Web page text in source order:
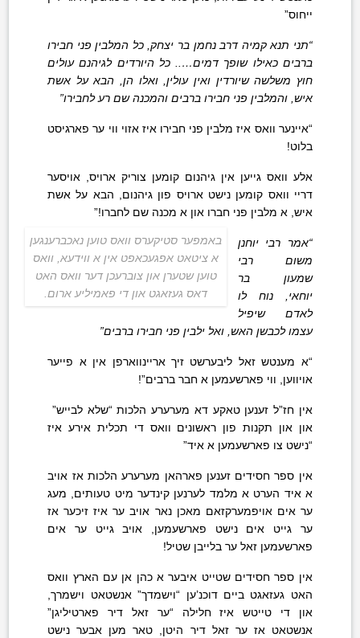
ייחוס”
“תני תנא קמיה דרב נחמן בר יצחק, כל המלבין פני חבירו
ברבים כאילו שופך דמים….. כל היורדים לגיהנם עולים
חוץ משלשה שיורדין ואין עולין, ואלו הן, הבא על אשת
איש, והמלבין פני חבירו ברבים והמכנה שם רע לחבירו”
“איינער וואס איז מלבין פני חבירו איז אזוי ווי ער פארגיסט
בלוט!
אלע וואס גייען אין גיהנום קומען צוריק ארויס, אויסער
דריי וואס קומען נישט ארויס פון גיהנום, הבא על אשת
איש, א מלבין פני חברו און א מכנה שם לחברו!”
באמפער סטיקערס וואס טוען נאכברענגען
א ציטאט אפגעכאפט אין א ווידעא, וואס
טוען שטערן און צוברעכן דער וואס האט
דאס געזאגט און די פאמיליע ארום.
“אמר רבי יוחנן
משום רבי
שמעון בר
יוחאי, נוח לו
לאדם שיפיל
עצמו לכבשן האש, ואל ילבין פני חבירו ברבים”
“א מענטש זאל ליבערשט זיך אריינווארפן אין א פייער
אויווען, ווי פארשעמען א חבר ברבים”!
אין חז”ל זענען טאקע דא מערערע הלכות “שלא לבייש”
און און תקנות פון ראשונים וואס די תכלית אירע איז
“נישט צו פארשעמען א איד”
אין ספר חסידים זענען פארהאן מערערע הלכות אז אויב
א איד הערט א מלמד לערנען קינדער מיט טעותים, מעג
ער אים אויפמערקזאם מאכן נאר אויב ער איז זיכער אז
ער גייט אים נישט פארשעמען, אויב גייט ער אים
פארשעמען זאל ער בלייבן שטיל!
אין ספר חסידים שטייט איבער א כהן אן עם הארץ וואס
האט געזאגט ביים דוכנ’ען “וישמדך” אנשטאט וישמרך,
און די טייטש איז חלילה “ער זאל דיר פארטיליגן”
אנשטאט אז ער זאל דיר היטן, טאר מען אבער נישט